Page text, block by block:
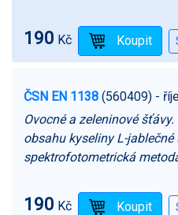
190 Kč
ČSN EN 1138 (560409) -
Ovocné a zeleninové
obsahu kyseliny L-jablečné
spektrofotometrická
190 Kč